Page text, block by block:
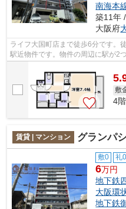
南海本
築11年
大阪府
ライフ大国町店まで徒歩6分です。
駅近物件です。物件の周辺に駅が2
リです。共用部にはエレベータ・敷
敷
4
賃貸 | マンション グランパ
敷0 礼0
6万円
地下鉄
大阪環
地下鉄